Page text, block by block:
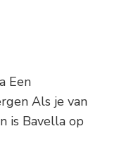
Een
Als je van
is Bavella op